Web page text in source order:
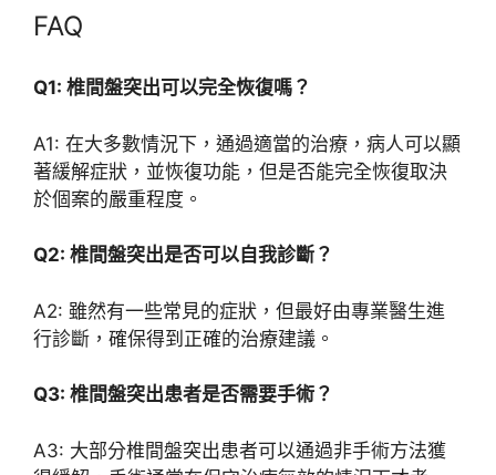
FAQ
Q1: 椎間盤突出可以完全恢復嗎？
A1: 在大多數情況下，通過適當的治療，病人可以顯
著緩解症狀，並恢復功能，但是否能完全恢復取決
於個案的嚴重程度。
Q2: 椎間盤突出是否可以自我診斷？
A2: 雖然有一些常見的症狀，但最好由專業醫生進
行診斷，確保得到正確的治療建議。
Q3: 椎間盤突出患者是否需要手術？
A3: 大部分椎間盤突出患者可以通過非手術方法獲